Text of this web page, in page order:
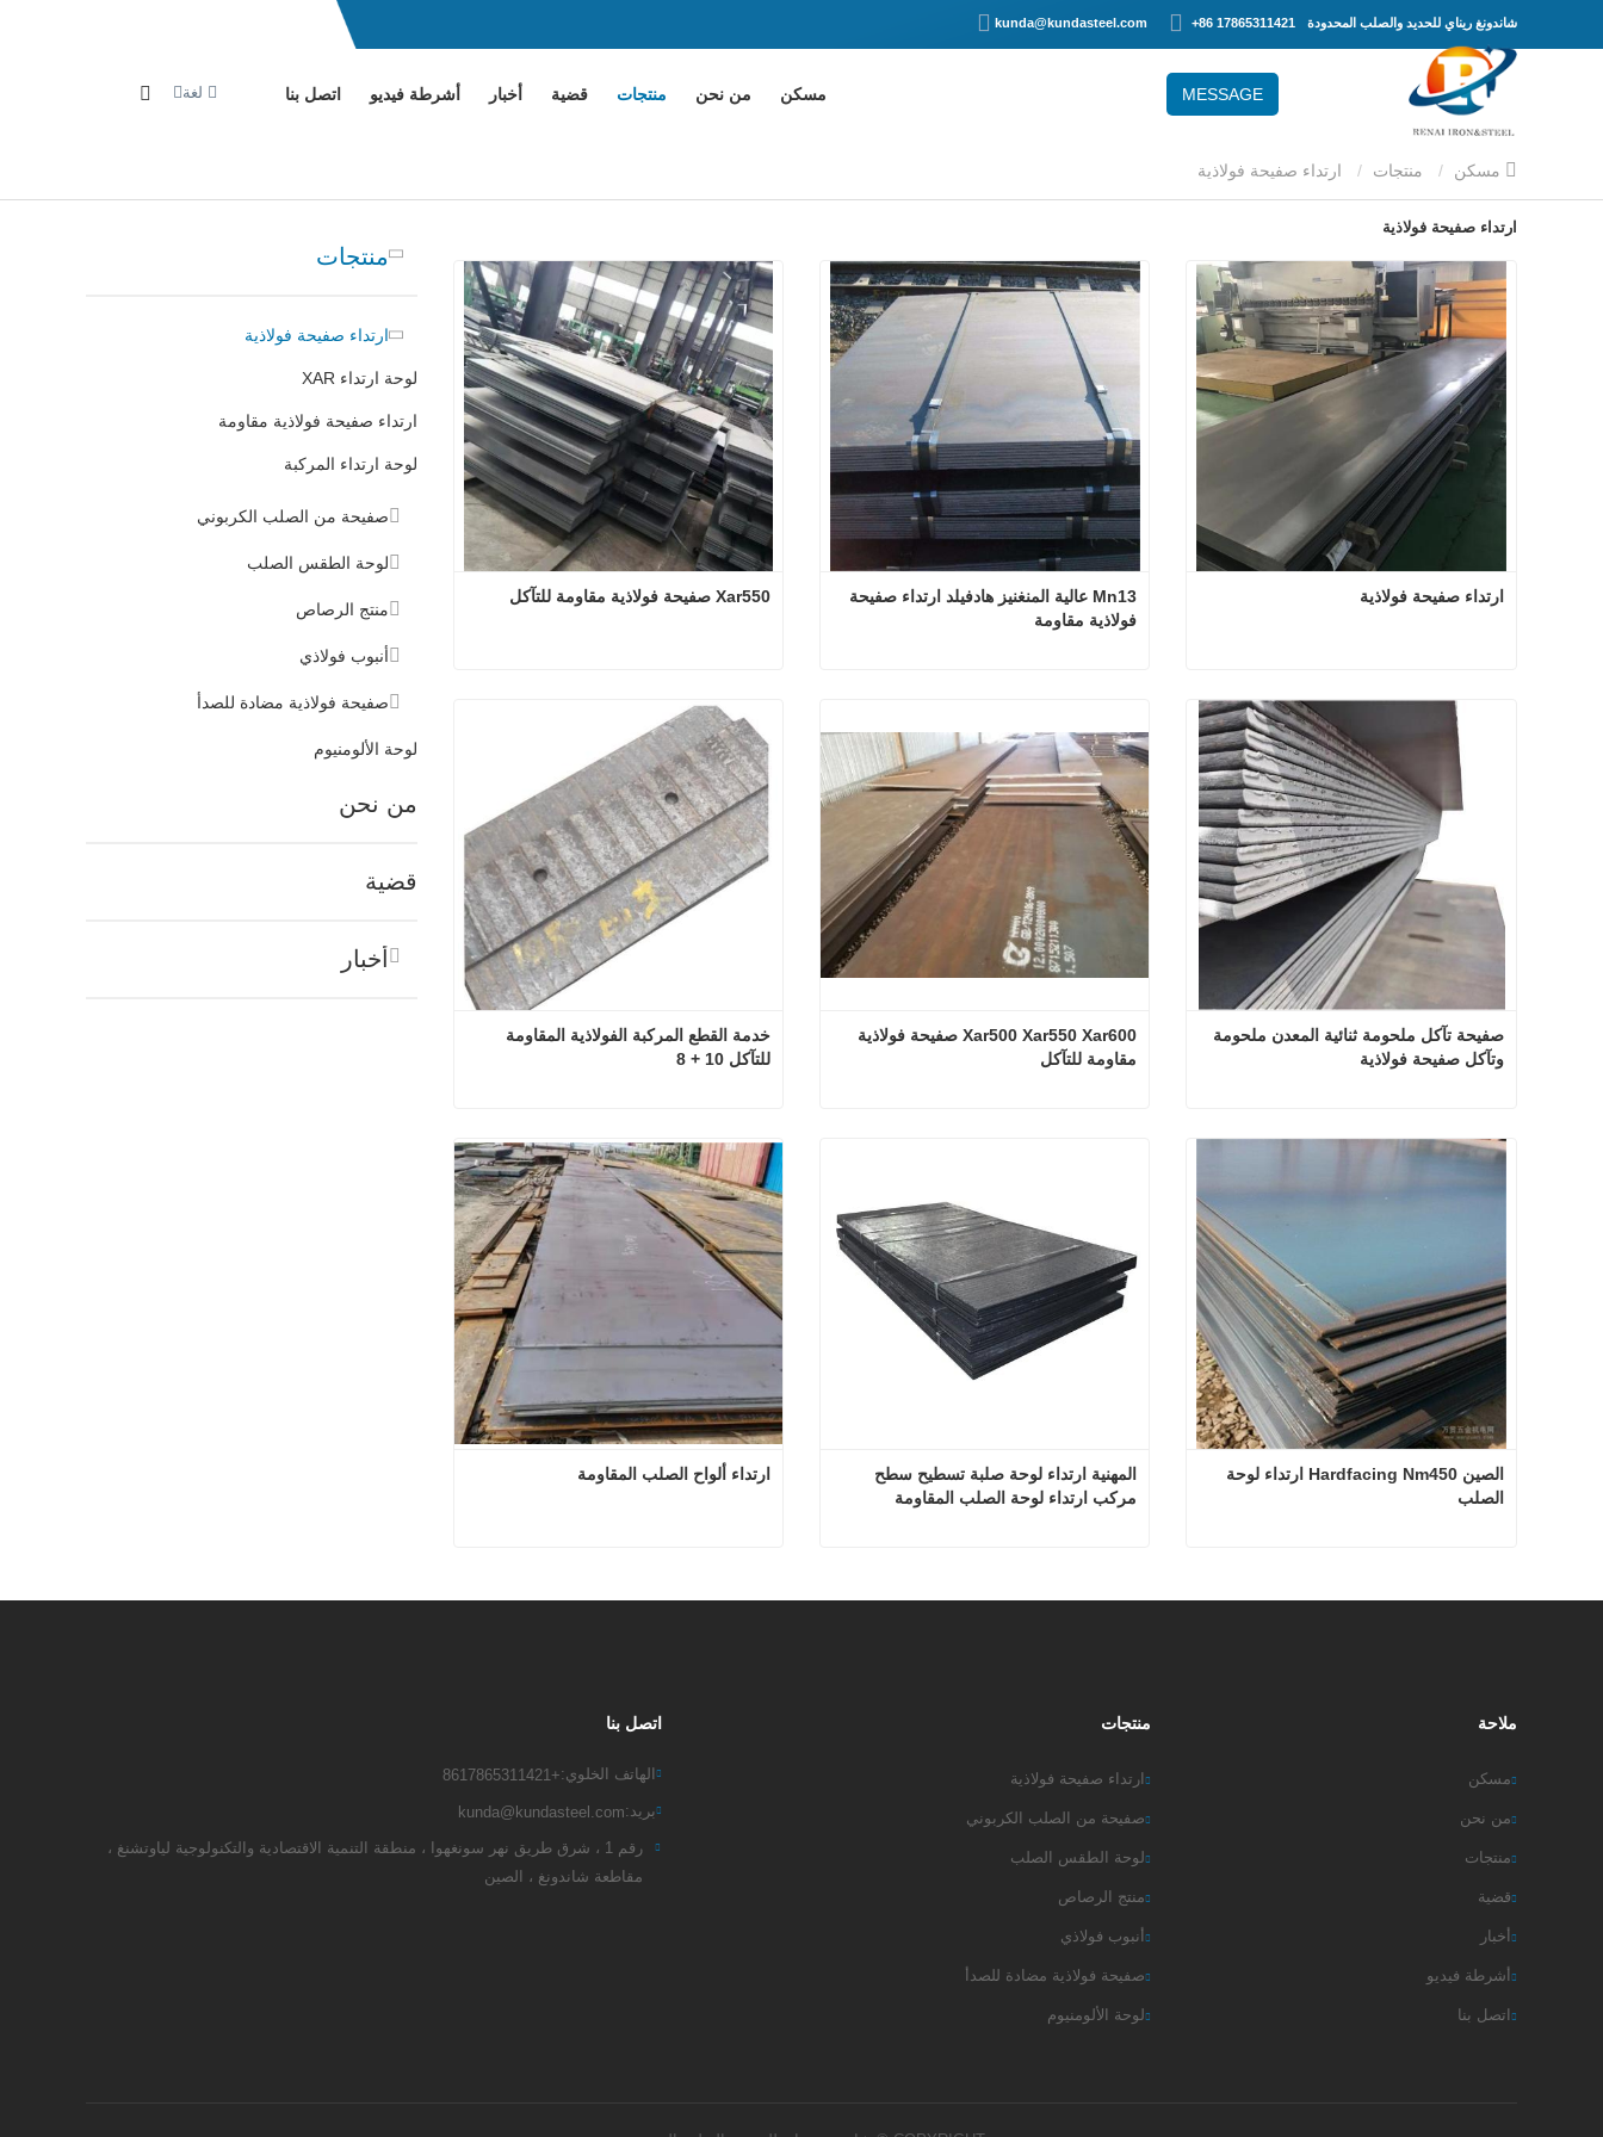
شاندونغ ريناي للحديد والصلب المحدودة +86 17865311421
kunda@kundasteel.com
مسكن من نحن منتجات قضية أخبار أشرطة فيديو اتصل بنا MESSAGE لغة
منتجات
منتجات
ارتداء صفيحة فولاذية
لوحة ارتداء XAR
ارتداء صفيحة فولاذية مقاومة
لوحة ارتداء المركبة
صفيحة من الصلب الكربوني
لوحة الطقس الصلب
منتج الرصاص
أنبوب فولاذي
صفيحة فولاذية مضادة للصدأ
لوحة الألومنيوم
من نحن
قضية
أخبار
ارتداء صفيحة فولاذية
Xar550 صفيحة فولاذية مقاومة للتآكل
اتصل الآن
فولاذية مقاومة
اتصل الآن
ارتداء صفيحة فولاذية
ارتداء صفيحة فولاذية
اتصل الآن
للتآكل 10 + 8
اتصل الآن
مقاومة للتآكل
وتآكل صفيحة فولاذية
صفيحة تآكل ملحومة ثنائية المعدن ملحومة وتآكل صفيحة فولاذية
ارتداء ألواح الصلب المقاومة
اتصل الآن
مركب ارتداء لوحة الصلب المقاومة
اتصل الآن
الصلب
اتصل الآن
اتصل بنا
الهاتف الخلوي:+8617865311421
بريد:kunda@kundasteel.com
رقم 1 ، شرق طريق نهر سونغهوا ، منطقة التنمية الاقتصادية والتكنولوجية لياوتشنغ ،
مقاطعة شاندونغ ، الصين
منتجات
ارتداء صفيحة فولاذية
صفيحة من الصلب الكربوني
لوحة الطقس الصلب
منتج الرصاص
أنبوب فولاذي
صفيحة فولاذية مضادة للصدأ
لوحة الألومنيوم
ملاحة
مسكن
من نحن
منتجات
قضية
أخبار
أشرطة فيديو
اتصل بنا